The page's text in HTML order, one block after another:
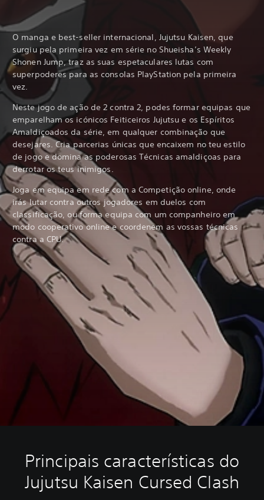
O manga e best-seller internacional, Jujutsu Kaisen, que
surgiu pela primeira vez em série no Shueisha’s Weekly
Shonen Jump, traz as suas espetaculares lutas com
superpoderes para as consolas PlayStation pela primeira
vez.
Neste jogo de ação de 2 contra 2, podes formar equipas que
emparelham os icónicos Feiticeiros Jujutsu e os Espíritos
Amaldiçoados da série, em qualquer combinação que
desejares. Cria parcerias únicas que encaixem no teu estilo
de jogo e domina as poderosas Técnicas amaldiçoas para
derrotar os teus inimigos.
Joga em equipa em rede com a Competição online, onde
irás lutar contra outros jogadores em duelos com
classificação, ou forma equipa com um companheiro em
modo cooperativo online e coordenem as vossas técnicas
contra a CPU.
Principais características do
Jujutsu Kaisen Cursed Clash